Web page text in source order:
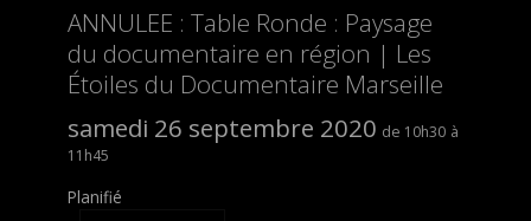
ANNULEE : Table Ronde : Paysage
du documentaire en région | Les
Étoiles du Documentaire Marseille
samedi 26 septembre 2020
10h30
11h45
Planifié